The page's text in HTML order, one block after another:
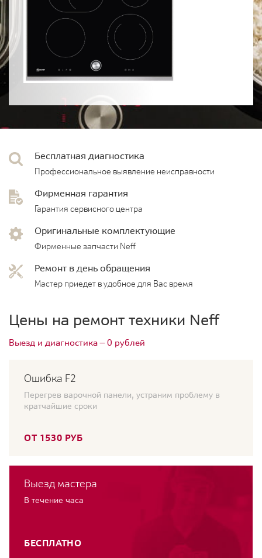
Бесплатная диагностика
Профессиональное выявление неисправности
Фирменная гарантия
Гарантия сервисного центра
Оригинальные комплектующие
Фирменные запчасти Neff
Ремонт в день обращения
Мастер приедет в удобное для Вас время
Цены на ремонт техники Neff
Выезд и диагностика — 0 рублей
Ошибка F2
Перегрев варочной панели, устраним проблему в
кратчайшие сроки
ОТ 1530 РУБ
Выезд мастера
В течение часа
БЕСПЛАТНО